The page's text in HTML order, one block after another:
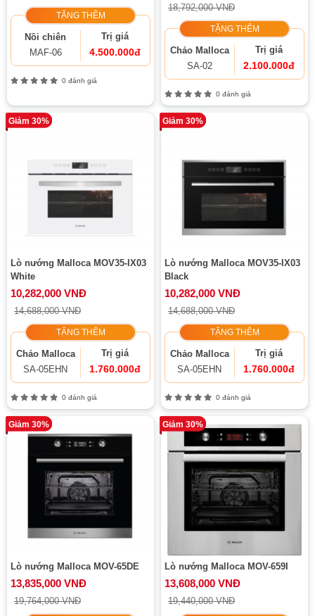
TẶNG THÊM
Nồi chiên
MAF-06
Trị giá
4.500.000đ
0 đánh giá
18,792,000 VNĐ
TẶNG THÊM
Chảo Malloca
SA-02
Trị giá
2.100.000đ
0 đánh giá
Giảm 30%
Lò nướng Malloca MOV35-IX03
White
10,282,000 VNĐ
14,688,000 VNĐ
TẶNG THÊM
Chảo Malloca
SA-05EHN
Trị giá
1.760.000đ
0 đánh giá
Giảm 30%
Lò nướng Malloca MOV35-IX03
Black
10,282,000 VNĐ
14,688,000 VNĐ
TẶNG THÊM
Chảo Malloca
SA-05EHN
Trị giá
1.760.000đ
0 đánh giá
Giảm 30%
Lò nướng Malloca MOV-65DE
13,835,000 VNĐ
19,764,000 VNĐ
Giảm 30%
Lò nướng Malloca MOV-659I
13,608,000 VNĐ
19,440,000 VNĐ